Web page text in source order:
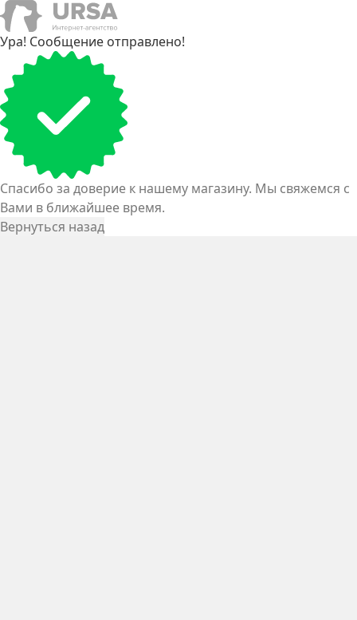
Ура! Сообщение отправлено!
Спасибо за доверие к нашему магазину. Мы свяжемся с
Вами в ближайшее время.
Вернуться назад